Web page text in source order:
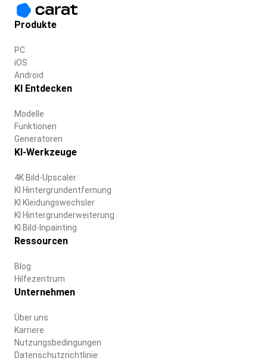
Produkte
PC
iOS
Android
KI Entdecken
Modelle
Funktionen
Generatoren
KI-Werkzeuge
4K Bild-Upscaler
KI Hintergrundentfernung
KI Kleidungswechsler
KI Hintergrunderweiterung
KI Bild-Inpainting
Ressourcen
Blog
Hilfezentrum
Unternehmen
Über uns
Karriere
Nutzungsbedingungen
Datenschutzrichtlinie